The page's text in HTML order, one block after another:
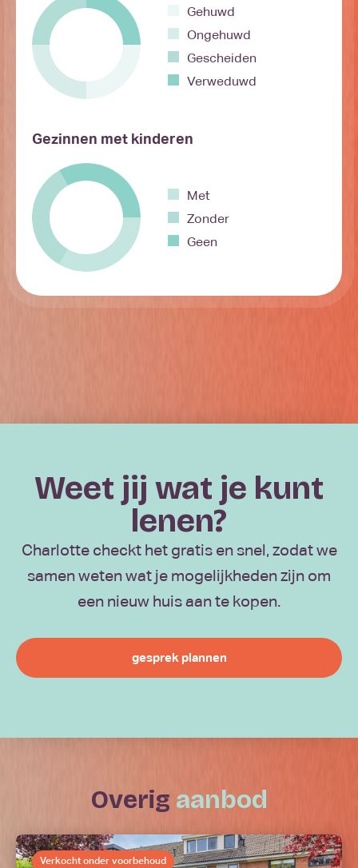
Gehuwd
Ongehuwd
Gescheiden
Verweduwd
Gezinnen met kinderen
Met
Zonder
Geen
Weet jij wat je kunt
lenen?
Charlotte checkt het gratis en snel, zodat we
samen weten wat je mogelijkheden zijn om
een nieuw huis aan te kopen.
gesprek plannen
overig aanbod
Verkocht onder voorbehoud